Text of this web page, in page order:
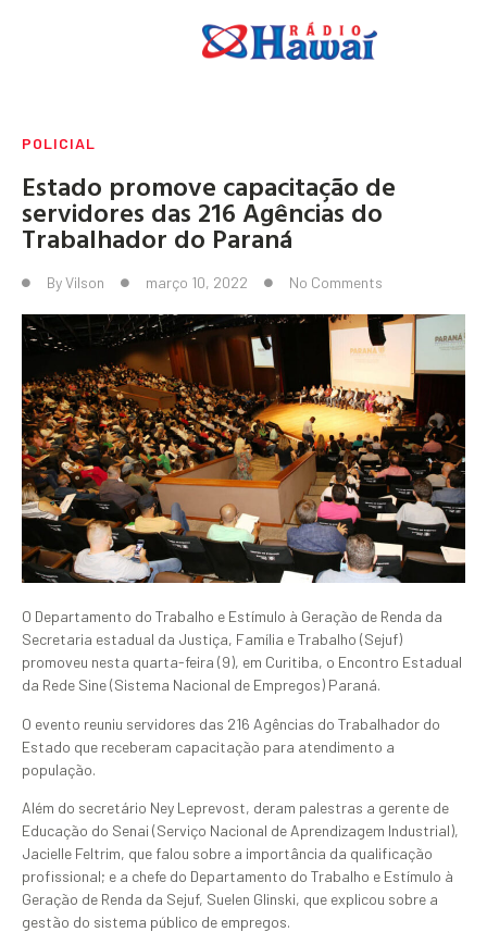
POLICIAL
Estado promove capacitação de
servidores das 216 Agências do
Trabalhador do Paraná
ByVilson março 10, 2022 No Comments
O Departamento do Trabalho e Estímulo à Geração de Renda da
Secretaria estadual da Justiça, Família e Trabalho (Sejuf)
promoveu nesta quarta-feira (9), em Curitiba, o Encontro Estadual
da Rede Sine (Sistema Nacional de Empregos) Paraná.
O evento reuniu servidores das 216 Agências do Trabalhador do
Estado que receberam capacitação para atendimento a
população.
Além do secretário Ney Leprevost, deram palestras a gerente de
Educação do Senai (Serviço Nacional de Aprendizagem Industrial),
Jacielle Feltrim, que falou sobre a importância da qualificação
profissional; e a chefe do Departamento do Trabalho e Estímulo à
Geração de Renda da Sejuf, Suelen Glinski, que explicou sobre a
gestão do sistema público de empregos.